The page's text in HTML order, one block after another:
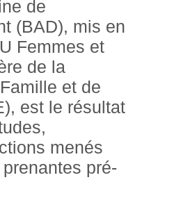
de
(BAD), mis en
Femmes et
de la
et de
est le résultat
menés
pré-